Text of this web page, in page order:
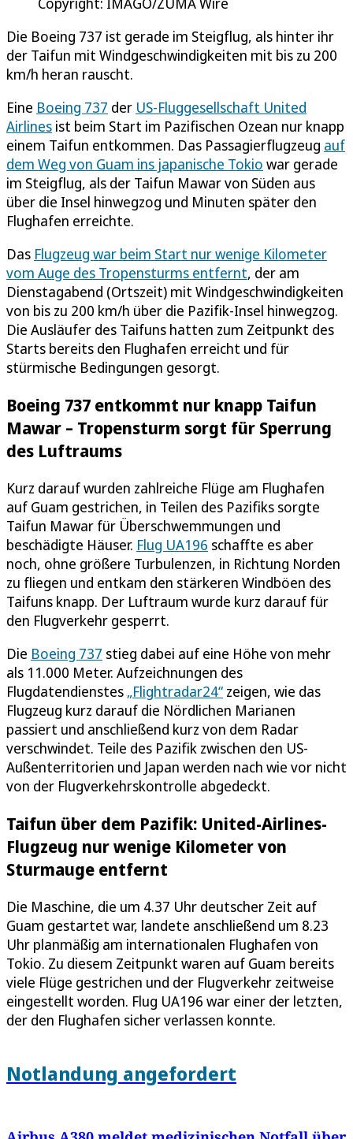
Die Boeing 737 ist gerade im Steigflug, als hinter ihr
der Taifun mit Windgeschwindigkeiten mit bis zu 200
km/h heran rauscht.
Eine Boeing 737 der US-Fluggesellschaft United
Airlines ist beim Start im Pazifischen Ozean nur knapp
einem Taifun entkommen. Das Passagierflugzeug auf
dem Weg von Guam ins japanische Tokio war gerade
im Steigflug, als der Taifun Mawar von Süden aus
über die Insel hinwegzog und Minuten später den
Flughafen erreichte.
Das Flugzeug war beim Start nur wenige Kilometer
vom Auge des Tropensturms entfernt, der am
Dienstagabend (Ortszeit) mit Windgeschwindigkeiten
von bis zu 200 km/h über die Pazifik-Insel hinwegzog.
Die Ausläufer des Taifuns hatten zum Zeitpunkt des
Starts bereits den Flughafen erreicht und für
stürmische Bedingungen gesorgt.
Boeing 737 entkommt nur knapp Taifun
Mawar – Tropensturm sorgt für Sperrung
des Luftraums
Kurz darauf wurden zahlreiche Flüge am Flughafen
auf Guam gestrichen, in Teilen des Pazifiks sorgte
Taifun Mawar für Überschwemmungen und
beschädigte Häuser. Flug UA196 schaffte es aber
noch, ohne größere Turbulenzen, in Richtung Norden
zu fliegen und entkam den stärkeren Windböen des
Taifuns knapp. Der Luftraum wurde kurz darauf für
den Flugverkehr gesperrt.
Die Boeing 737 stieg dabei auf eine Höhe von mehr
als 11.000 Meter. Aufzeichnungen des
Flugdatendienstes „Flightradar24“ zeigen, wie das
Flugzeug kurz darauf die Nördlichen Marianen
passiert und anschließend kurz von dem Radar
verschwindet. Teile des Pazifik zwischen den US-
Außenterritorien und Japan werden nach wie vor nicht
von der Flugverkehrskontrolle abgedeckt.
Taifun über dem Pazifik: United-Airlines-
Flugzeug nur wenige Kilometer von
Sturmauge entfernt
Die Maschine, die um 4.37 Uhr deutscher Zeit auf
Guam gestartet war, landete anschließend um 8.23
Uhr planmäßig am internationalen Flughafen von
Tokio. Zu diesem Zeitpunkt waren auf Guam bereits
viele Flüge gestrichen und der Flugverkehr zeitweise
eingestellt worden. Flug UA196 war einer der letzten,
der den Flughafen sicher verlassen konnte.
Notlandung angefordert